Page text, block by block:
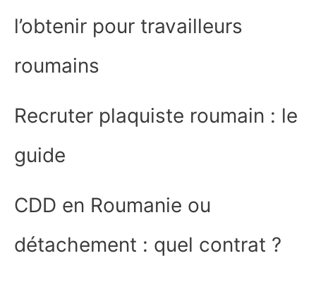
l’obtenir pour travailleurs
roumains
Recruter plaquiste roumain : le
guide
CDD en Roumanie ou
détachement : quel contrat ?